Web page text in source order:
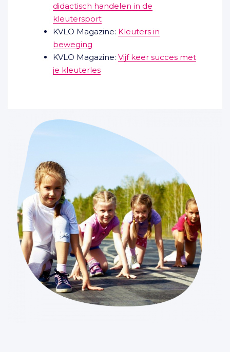
didactisch handelen in de
kleutersport
KVLO Magazine: Kleuters in
beweging
KVLO Magazine: Vijf keer succes met
je kleuterles